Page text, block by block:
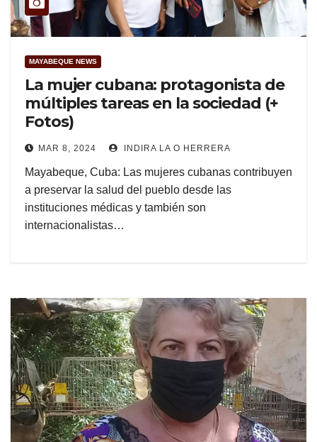
MAYABEQUE NEWS
La mujer cubana: protagonista de
múltiples tareas en la sociedad (+
Fotos)
MAR 8, 2024 INDIRA LA O HERRERA
Mayabeque, Cuba: Las mujeres cubanas contribuyen
a preservar la salud del pueblo desde las
instituciones médicas y también son
internacionalistas…